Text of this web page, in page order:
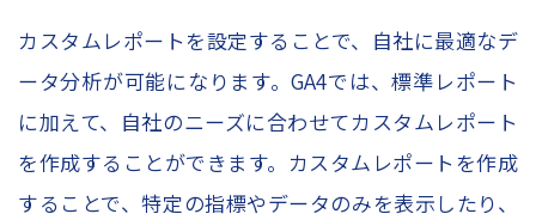
カスタムレポートを設定することで、自社に最適なデ
ータ分析が可能になります。GA4では、標準レポート
に加えて、自社のニーズに合わせてカスタムレポート
を作成することができます。カスタムレポートを作成
することで、特定の指標やデータのみを表示したり、